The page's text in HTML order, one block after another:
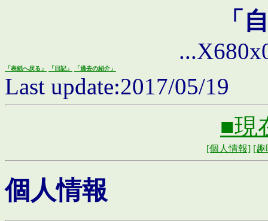
「
「表紙へ戻る」 「日記」 「過去の紹介」
Last update:2017/05/19
■現
[個人情報] [趣
個人情報